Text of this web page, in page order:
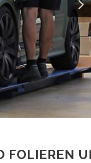
FOLIEREN